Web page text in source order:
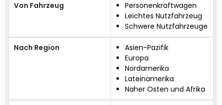
Von Fahrzeug
Personenkraftwagen
Leichtes Nutzfahrzeug
Schwere Nutzfahrzeuge
Nach Region
Asien-Pazifik
Europa
Nordamerika
Lateinamerika
Naher Osten und Afrika